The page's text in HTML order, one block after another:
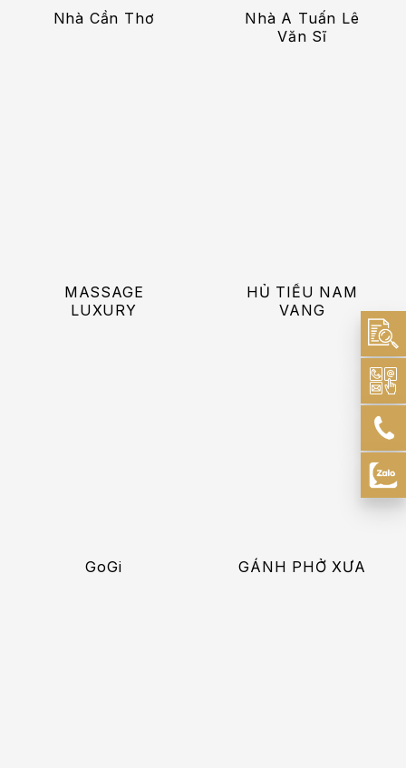
Nhà Cần Thơ
Nhà A Tuấn Lê
Văn Sĩ
MASSAGE
LUXURY
HỦ TIẾU NAM
VANG
GoGi GÁNH PHỞ XƯA